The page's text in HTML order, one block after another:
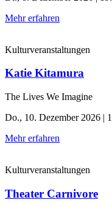
Mehr erfahren
Kulturveranstaltungen
Katie Kitamura
The Lives We Imagine
Do., 10. Dezember 2026 |
Mehr erfahren
Kulturveranstaltungen
Theater Carnivore